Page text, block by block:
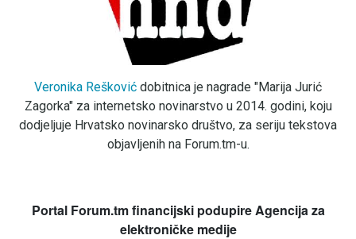
Veronika Rešković dobitnica je nagrade "Marija Jurić
Zagorka" za internetsko novinarstvo u 2014. godini, koju
dodjeljuje Hrvatsko novinarsko društvo, za seriju tekstova
objavljenih na Forum.tm-u.
Portal Forum.tm financijski podupire Agencija za
elektroničke medije